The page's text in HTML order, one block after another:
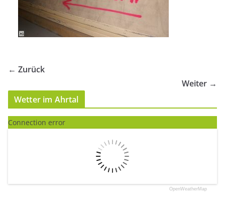
← Zurück
Weiter →
Wetter im Ahrtal
Connection error
OpenWeatherMap